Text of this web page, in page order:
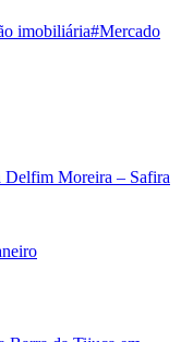
imobiliária#Mercado
Delfim Moreira – Safira